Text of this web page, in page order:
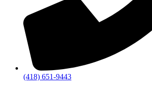
(418) 651-9443